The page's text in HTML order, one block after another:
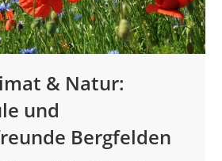
& Natur:
und
Bergfelden